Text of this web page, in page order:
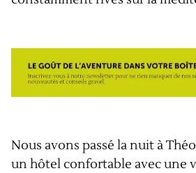
Nous avons passé la nuit à
un hôtel confortable avec une